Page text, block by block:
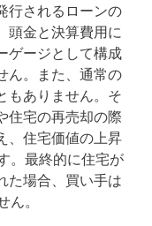
行されるローンの
頭金と決算費用に
ゲージとして構成
ん。また、通常の
もありません。そ
住宅の再売却の際
、住宅価値の上昇
。最終的に住宅が
た場合、買い手は
。